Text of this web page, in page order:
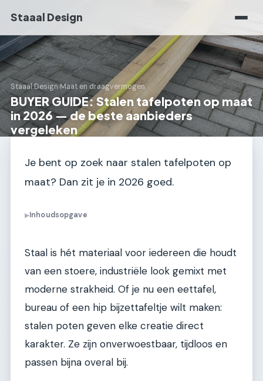
Staaal Design
Staaal Design›Maat en draagvermogen
BUYER GUIDE: Stalen tafelpoten op maat
in 2026 — de beste aanbieders
vergeleken
Je bent op zoek naar stalen tafelpoten op
maat? Dan zit je in 2026 goed.
▶Inhoudsopgave
Staal is hét materiaal voor iedereen die houdt
van een stoere, industriële look gemixt met
moderne strakheid. Of je nu een eettafel,
bureau of een hip bijzettafeltje wilt maken:
stalen poten geven elke creatie direct
karakter. Ze zijn onverwoestbaar, tijdloos en
passen bijna overal bij.